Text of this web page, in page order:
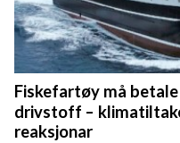
Fiskefartøy må
drivstoff –
reaksjonar